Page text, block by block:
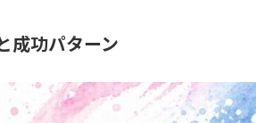
成功パターン